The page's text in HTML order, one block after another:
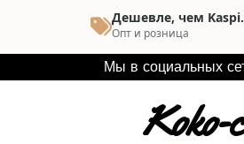
Дешевле, чем
Опт и розница
Мы в социальных
Koko-